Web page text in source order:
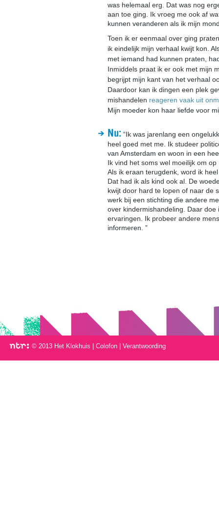
was helemaal erg. Dat was nog
aan toe ging. Ik vroeg me ook af
kunnen veranderen als ik mijn
Toen ik er eenmaal over ging
ik eindelijk mijn verhaal kwijt kon.
met iemand had kunnen praten,
Inmiddels praat ik er ook met mijn
begrijpt mijn kant van het verhaal
Daardoor kan ik dingen een plek
mishandelen reageren vaak uit
Mijn moeder kon haar liefde voor
Nu: “Ik was jarenlang een
heel goed met me. Ik studeer
van Amsterdam en woon in een
Ik vind het soms wel moeilijk om
Als ik eraan terugdenk, word ik
Dat had ik als kind ook al. De
kwijt door hard te lopen of naar de
werk bij een stichting die andere
over kindermishandeling. Daar doe
ervaringen. Ik probeer andere
informeren. ”
© 2013 Het Klokhuis Colofon Verantwoording